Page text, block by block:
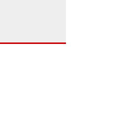
不露身色的
一部让李敏
厅举行的第